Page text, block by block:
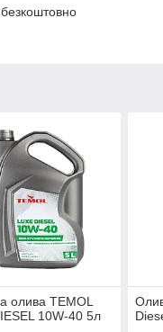
олива TEMOL
10W-40 5л